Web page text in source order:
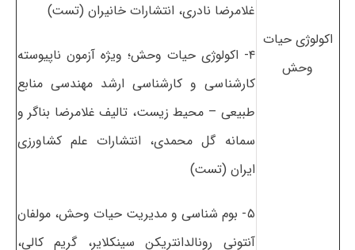
اکولوژی حیات
وحش
غلامرضا نادری، انتشارات خانیران (تست)
۴- اکولوژی حیات وحش؛ ویژه آزمون ناپیوسته
کارشناسی و کارشناسی ارشد مهندسی منابع
طبیعی – محیط زیست، تالیف غلامرضا بناگر و
سمانه گل محمدی، انتشارات علم کشاورزی
ایران (تست)
۵- بوم شناسی و مدیریت حیات وحش، مولفان
آنتونی رونالدانتریکن سینکلایر، گریم کالی،